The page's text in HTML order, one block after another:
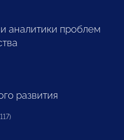
аналитики проблем
развития